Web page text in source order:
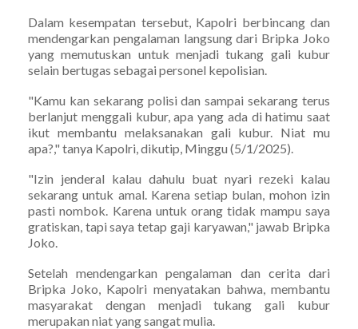
Dalam kesempatan tersebut, Kapolri berbincang dan
mendengarkan pengalaman langsung dari Bripka Joko
yang memutuskan untuk menjadi tukang gali kubur
selain bertugas sebagai personel kepolisian.
"Kamu kan sekarang polisi dan sampai sekarang terus
berlanjut menggali kubur, apa yang ada di hatimu saat
ikut membantu melaksanakan gali kubur. Niat mu
apa?," tanya Kapolri, dikutip, Minggu (5/1/2025).
"Izin jenderal kalau dahulu buat nyari rezeki kalau
sekarang untuk amal. Karena setiap bulan, mohon izin
pasti nombok. Karena untuk orang tidak mampu saya
gratiskan, tapi saya tetap gaji karyawan," jawab Bripka
Joko.
Setelah mendengarkan pengalaman dan cerita dari
Bripka Joko, Kapolri menyatakan bahwa, membantu
masyarakat dengan menjadi tukang gali kubur
merupakan niat yang sangat mulia.